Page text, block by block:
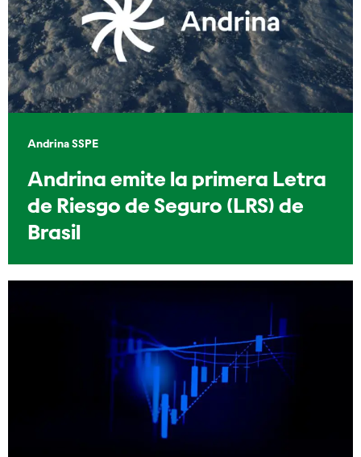
Andrina SSPE
Andrina emite la primera Letra
de Riesgo de Seguro (LRS) de
Brasil